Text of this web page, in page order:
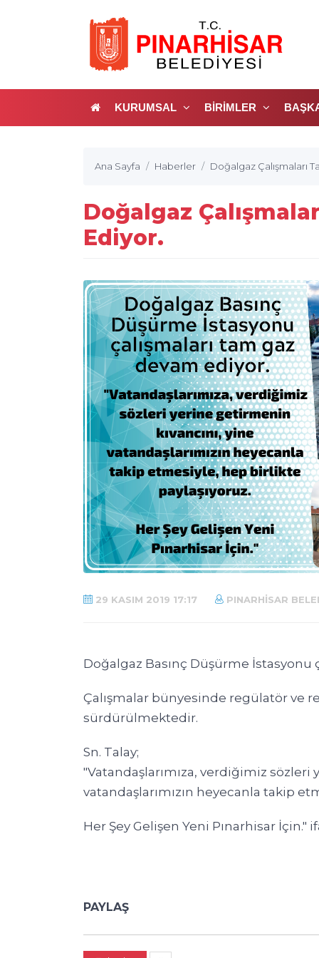
KURUMSAL BİRİMLER
Ana Sayfa Haberler Doğalgaz Çalışmaları
Doğalgaz
Ediyor.
29 KASIM 2019 17:17 PINARHISAR
Doğalgaz Basınç Düşürme İstasyonu
Çalışmalar bünyesinde regülatör ve
sürdürülmektedir.
Sn. Talay;
"Vatandaşlarımıza, verdiğimiz sözleri
vatandaşlarımızın heyecanla takip
Her Şey Gelişen Yeni Pınarhisar
PAYLAŞ